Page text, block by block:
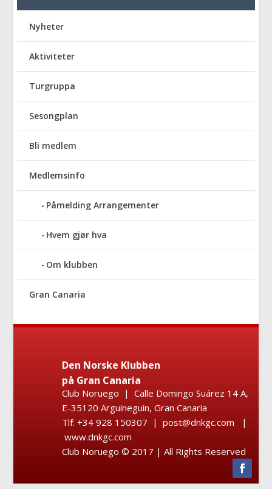
Nyheter
Aktiviteter
Turgruppa
Sesongplan
Bli medlem
Medlemsinfo
Påmelding Arrangementer
Hvem gjør hva
Om klubben
Gran Canaria
Den Norske Klubben
på Gran Canaria
Club Noruego | Calle Domingo Suárez 14 A,
E-35120 Arguineguin, Gran Canaria
Tlf: +34 928 150307 | post@dnkgc.com |
www.dnkgc.com
Club Noruego © 2017 | All Rights Reserved